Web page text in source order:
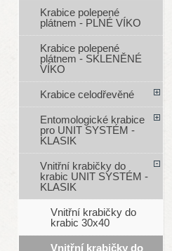
Krabice polepené
plátnem - PLNÉ VÍKO
Krabice polepené
plátnem - SKLENĚNÉ
VÍKO
Krabice celodřevěné
Entomologické krabice
pro UNIT SYSTÉM -
KLASIK
Vnitřní krabičky do
krabic UNIT SYSTÉM -
KLASIK
Vnitřní krabičky do
krabic 30x40
Vnitřní krabičky do